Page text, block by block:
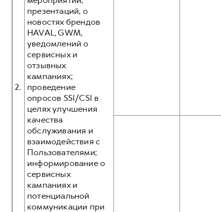
2.
презентаций, о
новостях брендов
HAVAL, GWM,
уведомлений о
сервисных и
отзывных
кампаниях;
проведение
опросов SSI/CSI в
целях улучшения
качества
обслуживания и
взаимодействия с
Пользователями;
информирование о
сервисных
кампаниях и
потенциальной
коммуникации при